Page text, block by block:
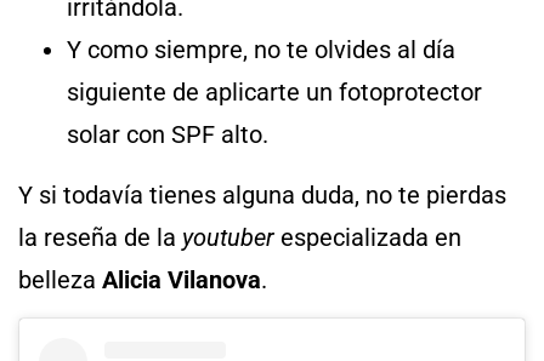
irritándola.
Y como siempre, no te olvides al día
siguiente de aplicarte un fotoprotector
solar con SPF alto.
Y si todavía tienes alguna duda, no te pierdas
la reseña de la youtuber especializada en
belleza Alicia Vilanova.